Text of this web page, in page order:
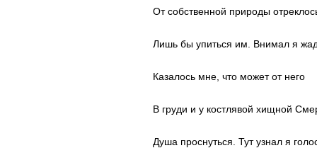
От собственной природы
Лишь бы упиться им. Внимал я
Казалось мне, что может от него
В груди и у костлявой хищной
Душа проснуться. Тут узнал я